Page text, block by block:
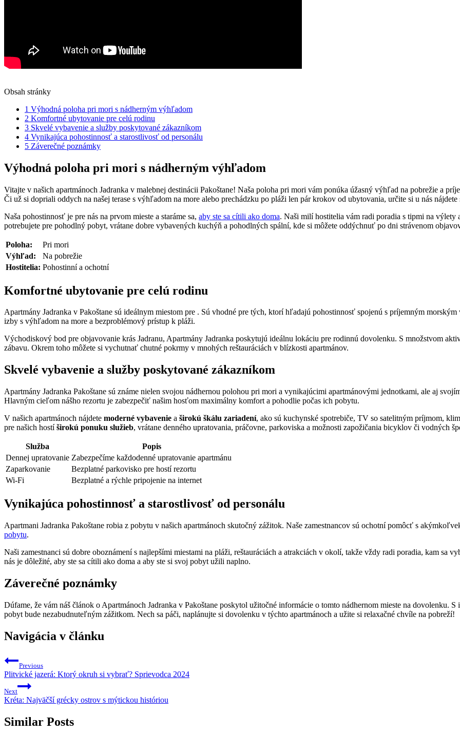
Obsah stránky
1 Výhodná poloha pri mori s nádherným výhľadom
2 Komfortné ubytovanie pre celú rodinu
3 Skvelé vybavenie a služby poskytované zákazníkom
4 Vynikajúca pohostinnosť a starostlivosť od personálu
5 Záverečné poznámky
Výhodná poloha pri mori s nádherným výhľadom
Vitajte v našich apartmánoch Jadranka v malebnej destinácii Pakoštane! Naša poloha pri mori vám ponúka úžasný výhľad na pobrežie a
Či už si dopriali oddych na našej terase s výhľadom na more alebo prechádzku po pláži len pár krokov od ubytovania, určite si u nás
Naša pohostinnosť je pre nás na prvom mieste a staráme sa, aby ste sa cítili ako doma. Naši milí hostitelia vám radi poradia s tipmi na
potrebujete pre pohodlný pobyt, vrátane dobre vybavených kuchýň a pohodlných spální, kde si môžete oddýchnuť po dni strávenom
Poloha:
Pri mori
Výhľad:
Na pobrežie
Hostitelia: Pohostinní a ochotní
Komfortné ubytovanie pre celú rodinu
Apartmány Jadranka v Pakoštane sú ideálnym miestom pre . Sú vhodné pre tých, ktorí hľadajú pohostinnosť spojenú s príjemným
izby s výhľadom na more a bezproblémový prístup k pláži.
Východiskový bod pre objavovanie krás Jadranu, Apartmány Jadranka poskytujú ideálnu lokáciu pre rodinnú dovolenku. S množstvom
zábavu. Okrem toho môžete si vychutnať chutné pokrmy v mnohých reštauráciách v blízkosti apartmánov.
Skvelé vybavenie a služby poskytované zákazníkom
Apartmány Jadranka Pakoštane sú známe nielen svojou nádhernou polohou pri mori a vynikajúcimi apartmánovými jednotkami, ale aj
Hlavným cieľom nášho rezortu je zabezpečiť našim hosťom maximálny komfort a pohodlie počas ich pobytu.
V našich apartmánoch nájdete moderné vybavenie a širokú škálu zariadení, ako sú kuchynské spotrebiče, TV so satelitným príjmom,
pre našich hostíširokú ponuku služieb, vrátane denného upratovania, práčovne, parkoviska a možnosti zapožičania bicyklov či vodných
Služba
Popis
Dennej upratovanie Zabezpečíme každodenné upratovanie apartmánu
Zaparkovanie
Bezplatné parkovisko pre hostí rezortu
Wi-Fi
Bezplatné a rýchle pripojenie na internet
Vynikajúca pohostinnosť a starostlivosť od personálu
Apartmani Jadranka Pakoštane robia z pobytu v našich apartmánoch skutočný zážitok. Naše zamestnancov sú ochotní pomôcť s
pobytu.
Naši zamestnanci sú dobre oboznámení s najlepšími miestami na pláži, reštauráciách a atrakciách v okolí, takže vždy radi poradia, kam sa
nás je dôležité, aby ste sa cítili ako doma a aby ste si svoj pobyt užili naplno.
Záverečné poznámky
Dúfame, že vám náš článok o Apartmánoch Jadranka v Pakoštane poskytol užitočné informácie o tomto nádhernom mieste na dovolenku.
pobyt bude nezabudnuteľným zážitkom. Nech sa páči, naplánujte si dovolenku v týchto apartmánoch a užite si relaxačné chvíle na pobreží!
Navigácia v článku
Previous
Plitvické jazerá: Ktorý okruh si vybrať? Sprievodca 2024
Next
Kréta: Najväčší grécky ostrov s mýtickou históriou
Similar Posts